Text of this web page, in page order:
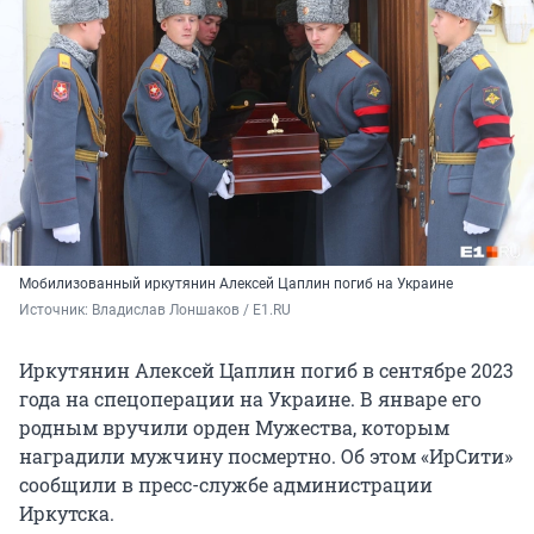
Мобилизованный иркутянин Алексей Цаплин погиб на Украине
Источник: Владислав Лоншаков / E1.RU
Иркутянин Алексей Цаплин погиб в сентябре 2023
года на спецоперации на Украине. В январе его
родным вручили орден Мужества, которым
наградили мужчину посмертно. Об этом «ИрСити»
сообщили в пресс-службе администрации
Иркутска.